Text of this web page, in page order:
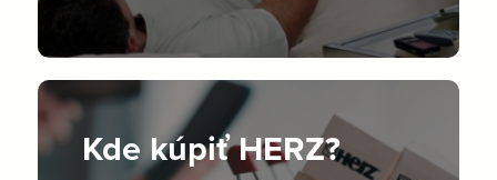
Kde kúpiť HERZ?